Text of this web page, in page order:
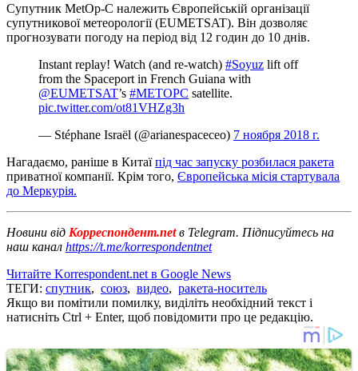
Супутник MetOp-С належить Європейській організації
супутникової метеорології (EUMETSAT). Він дозволяє
прогнозувати погоду на період від 12 годин до 10 днів.
Instant replay! Watch (and re-watch) #Soyuz lift off
from the Spaceport in French Guiana with
@EUMETSAT’s #METOPC satellite.
pic.twitter.com/ot81VHZg3h
— Stéphane Israël (@arianespaceceo) 7 ноября 2018 г.
Нагадаємо, раніше в Китаїпід час запуску розбилася ракета
приватної компанії. Крім того, Європейська місія стартувала
до Меркурія.
Новини від Корреспондент.netв Telegram. Підписуйтесь на
наш канал https://t.me/korrespondentnet
Читайте Korrespondent.net в Google News
ТЕГИ: спутник, союз, видео, ракета-носитель
Якщо ви помітили помилку, виділіть необхідний текст і
натисніть Ctrl + Enter, щоб повідомити про це редакцію.